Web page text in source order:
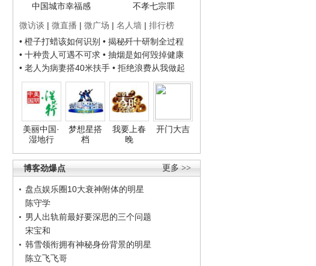
中国城市幸福感
不孝七宗罪
微访谈 | 微直播 | 微广场 | 名人墙 | 排行榜
• 橙子打蜡该如何识别 • 揭秘歼十研制全过程
• 十种贵人可遇不可求 • 抽烟是如何毁掉健康
• 老人为病妻搭40米扶手 • 拒绝浪费从我做起
美丽中国·
湿地行
梦想星搭
档
我要上春
晚
开门大吉
更多 >>
博客劲爆点
盘点娱乐圈10大衰神附体的明星
陈守学
男人出轨前最好要深思的三个问题
宋宝和
韩雪领衔拥有神秘身份背景的明星
陈立飞飞哥